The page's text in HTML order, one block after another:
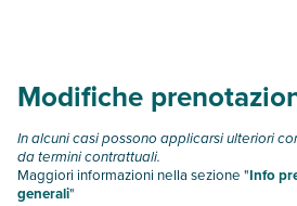
Modifiche
In alcuni casi possono applicarsi ulteriori
da termini contrattuali.
Maggiori informazioni nella sezione "Info
generali"